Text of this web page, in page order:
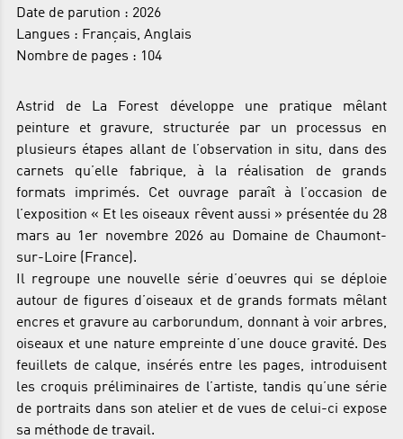
Date de parution : 2026
Langues : Français, Anglais
Nombre de pages : 104
Astrid de La Forest développe une pratique mêlant
peinture et gravure, structurée par un processus en
plusieurs étapes allant de l’observation in situ, dans des
carnets qu’elle fabrique, à la réalisation de grands
formats imprimés. Cet ouvrage paraît à l’occasion de
l’exposition « Et les oiseaux rêvent aussi » présentée du 28
mars au 1er novembre 2026 au Domaine de Chaumont-
sur-Loire (France).
Il regroupe une nouvelle série d’oeuvres qui se déploie
autour de figures d’oiseaux et de grands formats mêlant
encres et gravure au carborundum, donnant à voir arbres,
oiseaux et une nature empreinte d’une douce gravité. Des
feuillets de calque, insérés entre les pages, introduisent
les croquis préliminaires de l’artiste, tandis qu’une série
de portraits dans son atelier et de vues de celui-ci expose
sa méthode de travail.